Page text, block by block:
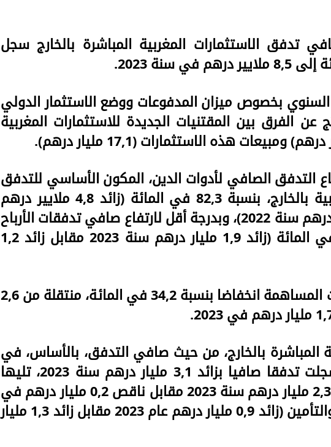
تدفق الاستثمارات المغربية المباشرة بالخارج سجل
بخصوص ميزان المدفوعات ووضع الاستثمار الدولي
الفرق بين المقتنيات الجديدة للاستثمارات المغربية
التدفق الصافي لأدوات الدين، المكون الأساسي للتدفق
الصافي للاستثمارات المغربية بالخارج، بنسبة 82,3 في المائة (زائد 4,8 ملايير درهم
سنة 2023 مقابل 2,6 مليار درهم سنة 2022)، وبدرجة أقل لارتفاع صافي تدفقات الأرباح
المعاد استثمارها بـ 56,6 في المائة (زائد 1,9 مليار درهم سنة 2023 مقابل زائد 1,2
وفي المقابل، سجلت سندات المساهمة انخفاضا بنسبة 34,2 في المائة، منتقلة من 2,6
المباشرة بالخارج، من حيث صافي التدفق، بالأساس، في
الصناعات التحويلية التي سجلت تدفقا صافيا بزائد 3,1 مليار درهم سنة 2023، تليها
الصناعات الاستخراجية (زائد 2,3 مليار درهم سنة 2023 مقابل ناقص 0,2 مليار درهم في
2022) ثم الأنشطة المالية والتأمين (زائد 0,9 مليار درهم عام 2023 مقابل زائد 1,3 مليار